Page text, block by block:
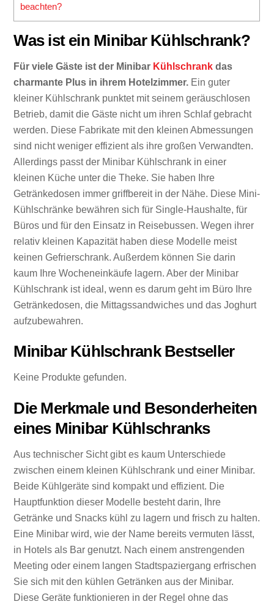
beachten?
Was ist ein Minibar Kühlschrank?
Für viele Gäste ist der Minibar Kühlschrank das
charmante Plus in ihrem Hotelzimmer. Ein guter
kleiner Kühlschrank punktet mit seinem geräuschlosen
Betrieb, damit die Gäste nicht um ihren Schlaf gebracht
werden. Diese Fabrikate mit den kleinen Abmessungen
sind nicht weniger effizient als ihre großen Verwandten.
Allerdings passt der Minibar Kühlschrank in einer
kleinen Küche unter die Theke. Sie haben Ihre
Getränkedosen immer griffbereit in der Nähe. Diese Mini-
Kühlschränke bewähren sich für Single-Haushalte, für
Büros und für den Einsatz in Reisebussen. Wegen ihrer
relativ kleinen Kapazität haben diese Modelle meist
keinen Gefrierschrank. Außerdem können Sie darin
kaum Ihre Wocheneinkäufe lagern. Aber der Minibar
Kühlschrank ist ideal, wenn es darum geht im Büro Ihre
Getränkedosen, die Mittagssandwiches und das Joghurt
aufzubewahren.
Minibar Kühlschrank Bestseller
Keine Produkte gefunden.
Die Merkmale und Besonderheiten
eines Minibar Kühlschranks
Aus technischer Sicht gibt es kaum Unterschiede
zwischen einem kleinen Kühlschrank und einer Minibar.
Beide Kühlgeräte sind kompakt und effizient. Die
Hauptfunktion dieser Modelle besteht darin, Ihre
Getränke und Snacks kühl zu lagern und frisch zu halten.
Eine Minibar wird, wie der Name bereits vermuten lässt,
in Hotels als Bar genutzt. Nach einem anstrengenden
Meeting oder einem langen Stadtspaziergang erfrischen
Sie sich mit den kühlen Getränken aus der Minibar.
Diese Geräte funktionieren in der Regel ohne das